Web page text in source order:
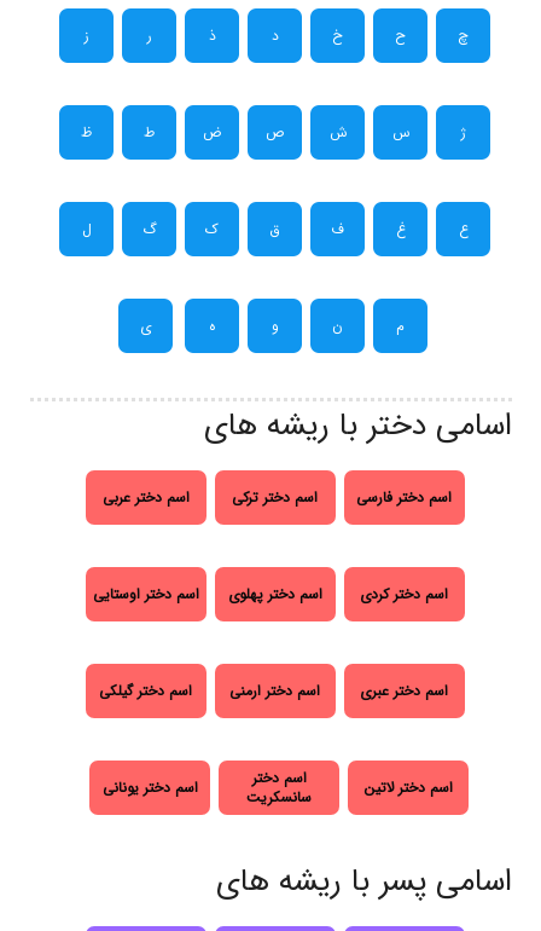
چ ح خ د ذ ر ز
ژ س ش ص ض ط ظ
ع غ ف ق ک گ ل
م ن و ه ی
اسامی دختر با ریشه های
اسم دختر فارسی اسم دختر ترکی اسم دختر عربی
اسم دختر کردی اسم دختر پهلوی اسم دختر اوستایی
اسم دختر عبری اسم دختر ارمنی اسم دختر گیلکی
اسم دختر لاتین
اسم دختر
سانسکریت
اسم دختر یونانی
اسامی پسر با ریشه های